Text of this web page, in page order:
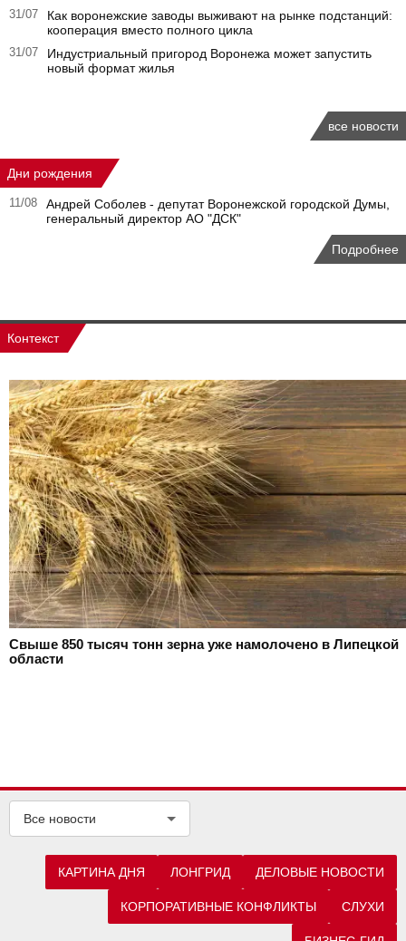
31/07
Как воронежские заводы выживают на рынке подстанций:
кооперация вместо полного цикла
31/07
Индустриальный пригород Воронежа может запустить
новый формат жилья
все новости
Дни рождения
11/08
Андрей Соболев - депутат Воронежской городской Думы,
генеральный директор АО "ДСК"
Подробнее
Контекст
Свыше 850 тысяч тонн зерна уже намолочено в Липецкой
области
Все новости
КАРТИНА ДНЯ ЛОНГРИД ДЕЛОВЫЕ НОВОСТИ
КОРПОРАТИВНЫЕ КОНФЛИКТЫ СЛУХИ